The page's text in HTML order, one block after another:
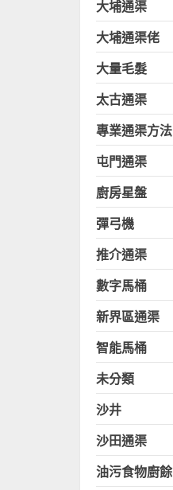
大埔通渠
大埔通渠佬
大量毛髮
太古通渠
專業通渠方法
屯門通渠
廚房星盤
彈弓機
推介通渠
數字馬桶
新界區通渠
智能馬桶
未分類
沙井
沙田通渠
油污食物廚餘